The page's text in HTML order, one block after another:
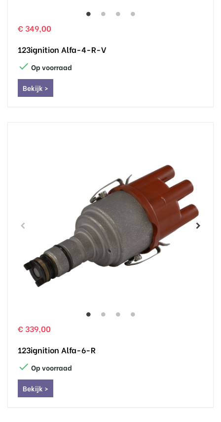
€ 349,00
123ignition Alfa-4-R-V
 Op voorraad
Bekijk >
€ 339,00
123ignition Alfa-6-R
 Op voorraad
Bekijk >